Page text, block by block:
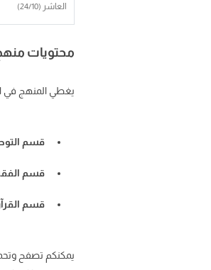
العاشر (24/10)
محتويات منهج
يغطي المنهج في الفصل الدراسي
قسم
قسم
قسم
يمكنكم تصفح